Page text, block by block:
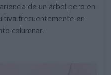
de un árbol pero en
frecuentemente en
columnar.